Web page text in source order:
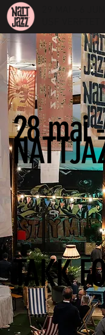
TAKK
28 mai